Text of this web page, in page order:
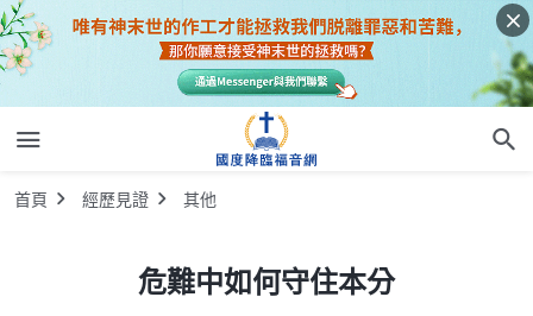
首頁 經歷見證 其他
危難中如何守住本分